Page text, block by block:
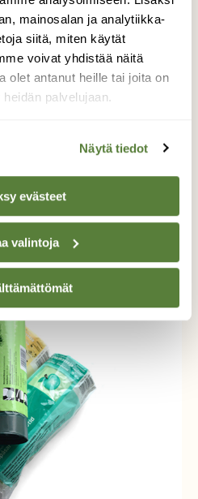
mainosalan ja analytiikka-
siitä, miten käytät
voivat yhdistää näitä
olet antanut heille tai joita on
palvelujaan.
Näytä tiedot
evästeet
valintojaehdokkaat